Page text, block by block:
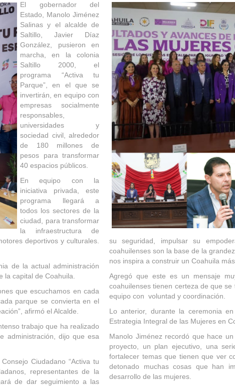
El gobernador del
Estado, Manolo Jiménez
Salinas y el alcalde de
Saltillo, Javier Díaz
González, pusieron en
marcha, en la colonia
Saltillo 2000, el
programa “Activa tu
Parque”, en el que se
invertirán, en equipo con
empresas socialmente
responsables,
universidades y
sociedad civil, alrededor
de 180 millones de
pesos para transformar
40 espacios públicos.
En equipo con la
iniciativa privada, este
programa llegará a
todos los sectores de la
ciudad, para transformar
la infraestructura de
deportivos y culturales.
de la actual administración
la capital de Coahuila.
que escuchamos en cada
parque se convierta en el
afirmó el Alcalde.
trabajo que ha realizado
administración, dijo que esa
Ciudadano “Activa tu
representantes de la
de dar seguimiento a las
su seguridad, impulsar su
coahuilenses son la base de la
nos inspira a construir un Coahuila
Agregó que este es un mensaje
coahuilenses tienen certeza de que
equipo con voluntad y coordinación.
Lo anterior, durante la ceremonia
Estrategia Integral de las Mujeres en
Manolo Jiménez recordó que hace
proyecto, un plan ejecutivo, una
fortalecer temas que tienen que ver
detonado muchas cosas que han
desarrollo de las mujeres.